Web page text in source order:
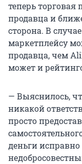
теперь торговая
продавца и
сторона. В
маркетплейсу
продавца, чем
может и
— Выяснилось,
никакой
просто
деньги